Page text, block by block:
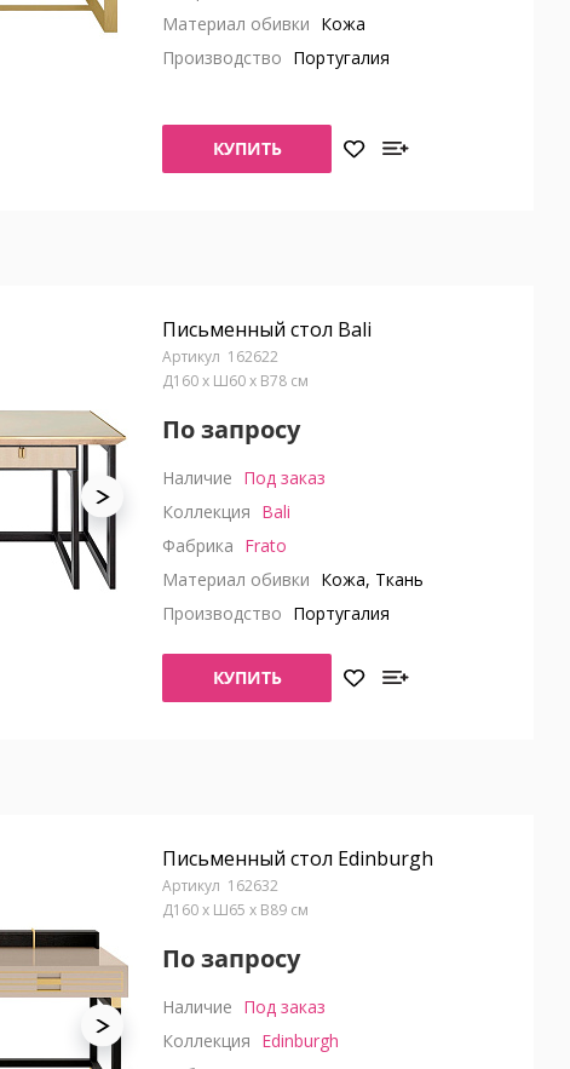
Материал обивки Кожа
Производство Португалия
КУПИТЬ
Письменный стол Bali
162622
Д160 x Ш60 x В78 см
По запросу
Наличие Под заказ
Коллекция Bali
Фабрика Frato
Материал обивки Кожа, Ткань
Производство Португалия
КУПИТЬ
Письменный стол Edinburgh
162632
Д160 x Ш65 x В89 см
По запросу
Наличие Под заказ
Коллекция Edinburgh